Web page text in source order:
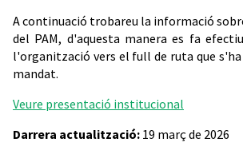
A continuació trobareu la informació
del PAM, d'aquesta manera es fa
l'organització vers el full de ruta que
mandat.
Veure presentació institucional
Darrera actualització: 19 març de 2026